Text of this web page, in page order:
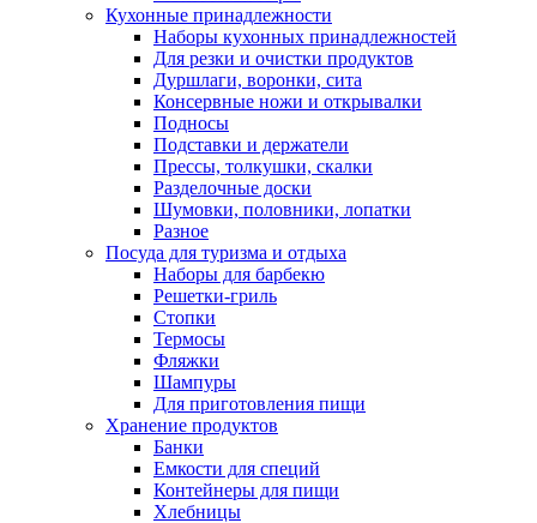
Кухонные принадлежности
Наборы кухонных принадлежностей
Для резки и очистки продуктов
Дуршлаги, воронки, сита
Консервные ножи и открывалки
Подносы
Подставки и держатели
Прессы, толкушки, скалки
Разделочные доски
Шумовки, половники, лопатки
Разное
Посуда для туризма и отдыха
Наборы для барбекю
Решетки-гриль
Стопки
Термосы
Фляжки
Шампуры
Для приготовления пищи
Хранение продуктов
Банки
Емкости для специй
Контейнеры для пищи
Хлебницы